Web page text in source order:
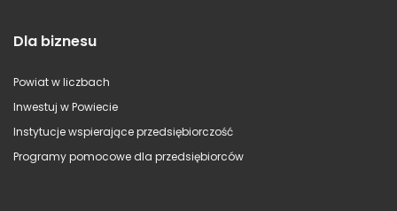
Dla biznesu
Powiat w liczbach
Inwestuj w Powiecie
Instytucje wspierające przedsiębiorczość
Programy pomocowe dla przedsiębiorców